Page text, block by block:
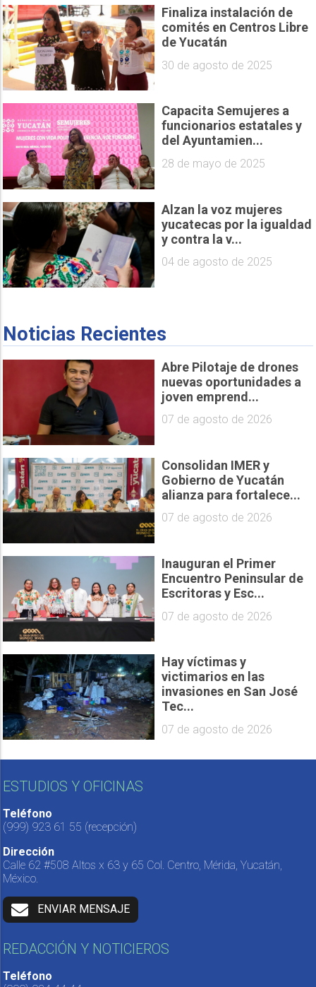
Finaliza instalación de
comités en Centros Libre
de Yucatán
30 de agosto de 2025
Capacita Semujeres a
funcionarios estatales y
del Ayuntamien...
28 de mayo de 2025
Alzan la voz mujeres
yucatecas por la igualdad
y contra la v...
04 de agosto de 2025
Noticias Recientes
Abre Pilotaje de drones
nuevas oportunidades a
joven emprend...
07 de agosto de 2026
Consolidan IMER y
Gobierno de Yucatán
alianza para fortalece...
07 de agosto de 2026
Inauguran el Primer
Encuentro Peninsular de
Escritoras y Esc...
07 de agosto de 2026
Hay víctimas y
victimarios en las
invasiones en San José
Tec...
07 de agosto de 2026
ESTUDIOS Y OFICINAS
Teléfono
(999) 923 61 55 (recepción)
Dirección
Calle 62 #508 Altos x 63 y 65 Col. Centro, Mérida, Yucatán,
México.
ENVIAR MENSAJE
REDACCIÓN Y NOTICIEROS
Teléfono